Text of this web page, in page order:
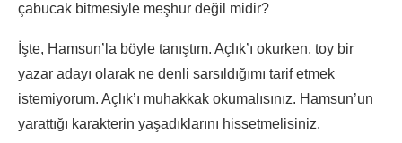
çabucak bitmesiyle meşhur değil midir?
İşte, Hamsun’la böyle tanıştım. Açlık’ı okurken, toy bir
yazar adayı olarak ne denli sarsıldığımı tarif etmek
istemiyorum. Açlık’ı muhakkak okumalısınız. Hamsun’un
yarattığı karakterin yaşadıklarını hissetmelisiniz.